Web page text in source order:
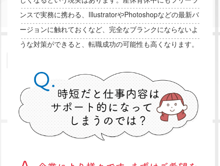
ンスで実務に携わる、IllustratorやPhotoshopなどの最新バ
ージョンに触れておくなど、完全なブランクにならないよ
うな対策ができると、転職成功の可能性も高くなります。